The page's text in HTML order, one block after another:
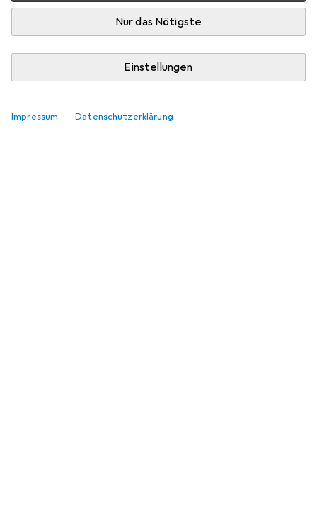
Nur das Nötigste
Einstellungen
Impressum Datenschutzerklärung